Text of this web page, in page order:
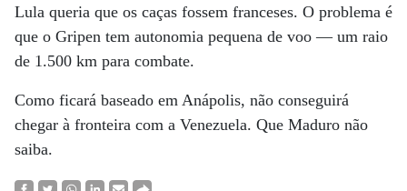
Lula queria que os caças fossem franceses. O problema é
que o Gripen tem autonomia pequena de voo — um raio
de 1.500 km para combate.
Como ficará baseado em Anápolis, não conseguirá
chegar à fronteira com a Venezuela. Que Maduro não
saiba.